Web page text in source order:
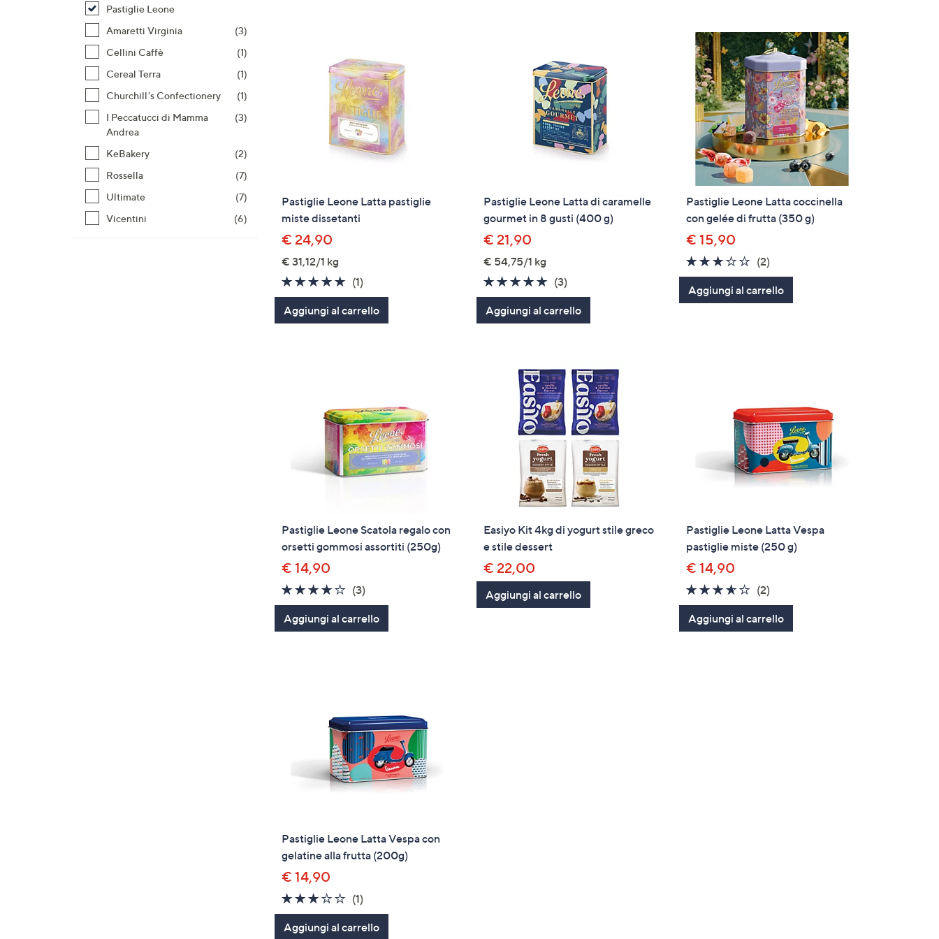
dispositivi
consultarli.
prodotti Pastiglie Leone
Amaretti Virginia
(3)
Cellini Caffè
(1)
Cereal Terra
(1)
Churchill's Confectionery
(1)
I Peccatucci di Mamma
Andrea
(3)
KeBakery
(2)
Rossella
(7)
Ultimate
(7)
Vicentini
(6)
Pastiglie Leone Latta pastiglie
miste dissetanti
€ 24,90
€ 31,12/1 kg
5.0
of
5
(1)1
Recensioni
Aggiungi al carrello
Pastiglie Leone Latta di caramelle
gourmet in 8 gusti (400 g)
€ 21,90
€ 54,75/1 kg
5.0
of
5
(3)
Recensioni
Aggiungi al carrello
Pastiglie Leone Latta coccinella
con gelée di frutta (350 g)
€ 15,90
3.0
of
5
(2)
Recensioni
Aggiungi al carrello
Pastiglie Leone Scatola regalo con
orsetti gommosi assortiti (250g)
€ 14,90
3.7
of
5
(3)3
Recensioni
Aggiungi al carrello
Easiyo Kit 4kg di yogurt stile greco
e stile dessert
€ 22,00
Aggiungi al carrello
Pastiglie Leone Latta Vespa
pastiglie miste (250 g)
€ 14,90
3.5
of
5
(2)
Recensioni
Aggiungi al carrello
Pastiglie Leone Latta Vespa con
gelatine alla frutta (200g)
€ 14,90
3.0
of
5
(1)1
Recensioni
Aggiungi al carrello